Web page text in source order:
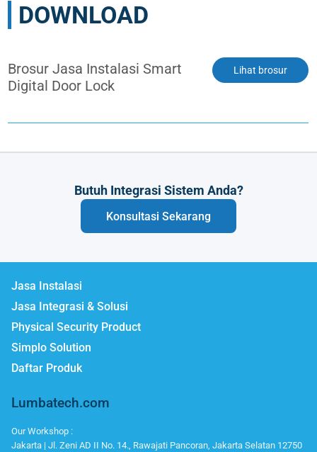
DOWNLOAD
Brosur Jasa Instalasi Smart
Digital Door Lock
Lihat brosur
Butuh Integrasi Sistem Anda?
Konsultasi Sekarang
Jasa Instalasi
Jasa Integrasi & Solusi
Physical Security Product
Simplo Solution
Daftar Produk
Lumbatech.com
Our Workshop :
Jakarta | Jl. Zeni AD II No. 14., Rawajati Pancoran, Jakarta Selatan 12750